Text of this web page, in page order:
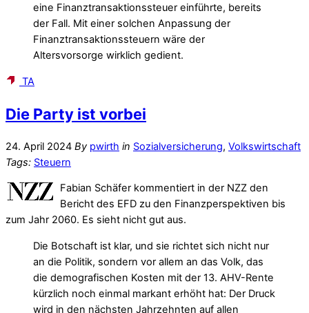
eine Finanztransaktionssteuer einführte, bereits
der Fall. Mit einer solchen Anpassung der
Finanztransaktionssteuern wäre der
Altersvorsorge wirklich gedient.
TA
Die Party ist vorbei
24. April 2024 By pwirth in Sozialversicherung, Volkswirtschaft
Tags: Steuern
Fabian Schäfer kommentiert in der NZZ den
Bericht des EFD zu den Finanzperspektiven bis
zum Jahr 2060. Es sieht nicht gut aus.
Die Botschaft ist klar, und sie richtet sich nicht nur
an die Politik, sondern vor allem an das Volk, das
die demografischen Kosten mit der 13. AHV-Rente
kürzlich noch einmal markant erhöht hat: Der Druck
wird in den nächsten Jahrzehnten auf allen